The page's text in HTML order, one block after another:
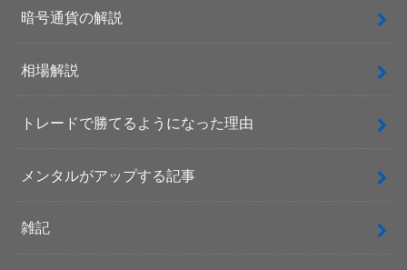
暗号通貨の解説
相場解説
トレードで勝てるようになった理由
メンタルがアップする記事
雑記